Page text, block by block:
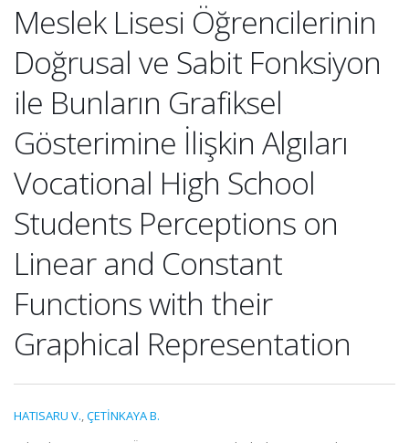
Meslek Lisesi Öğrencilerinin
Doğrusal ve Sabit Fonksiyon
ile Bunların Grafiksel
Gösterimine İlişkin Algıları
Vocational High School
Students Perceptions on
Linear and Constant
Functions with their
Graphical Representation
HATISARU V.,ÇETİNKAYA B.